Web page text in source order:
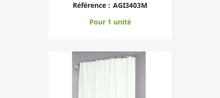
Référence : AGI3403M
Pour 1 unité